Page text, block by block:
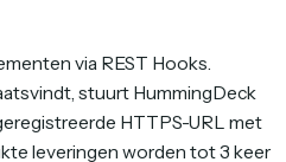
via REST Hooks.
stuurt HummingDeck
HTTPS-URL met
leveringen worden tot 3 keer